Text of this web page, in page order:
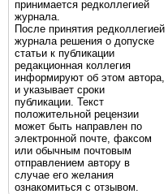
принимается редколлегией
журнала.
После принятия редколлегией
журнала решения о допуске
статьи к публикации
редакционная коллегия
информируют об этом автора,
и указывает сроки
публикации. Текст
положительной рецензии
может быть направлен по
электронной почте, факсом
или обычным почтовым
отправлением автору в
случае его желания
ознакомиться с отзывом.